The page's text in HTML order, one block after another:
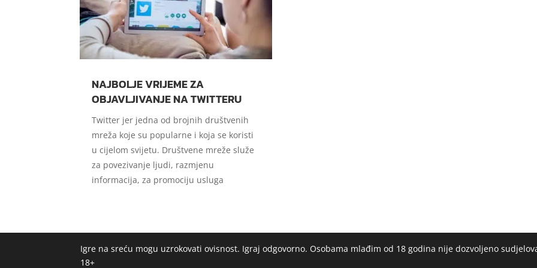
NAJBOLJE VRIJEME ZA
OBJAVLJIVANJE NA TWITTERU
Twitter jer jedna od brojnih društvenih
mreža koje su popularne i koja se koristi
u cijelom svijetu. Društvene mreže služe
za povezivanje ljudi, razmjenu
informacija, za promociju usluga
Igre na sreću mogu uzrokovati ovisnost. Igraj odgovorno. Osobama mlađim od 18 godina nije dozvoljeno
18+